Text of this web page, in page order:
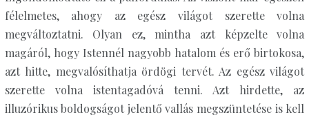
félelmetes, ahogy az egész világot szerette volna
megváltoztatni. Olyan ez, mintha azt képzelte volna
magáról, hogy Istennél nagyobb hatalom és erő birtokosa,
azt hitte, megvalósíthatja ördögi tervét. Az egész világot
szerette volna istentagadóvá tenni. Azt hirdette, az
illuzórikus boldogságot jelentő vallás megszüntetése is kell